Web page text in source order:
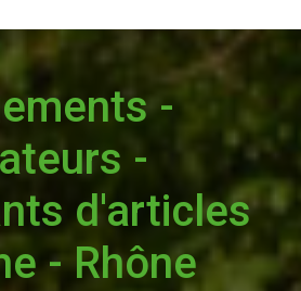
-
-
d'articles
- Rhône